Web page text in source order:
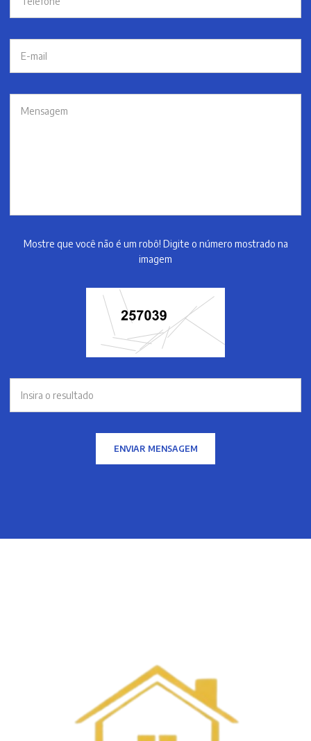
Mostre que você não é um robô! Digite o número mostrado na
imagem
ENVIAR MENSAGEM